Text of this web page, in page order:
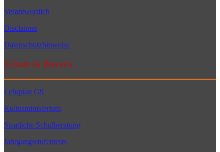
Verantwortlich
Disclaimer
Datenschutzhinweise
Schule in Bayern
Lehrplan G9
Kultusministerium
Staatliche Schulberatung
Jahrgangsstufentests